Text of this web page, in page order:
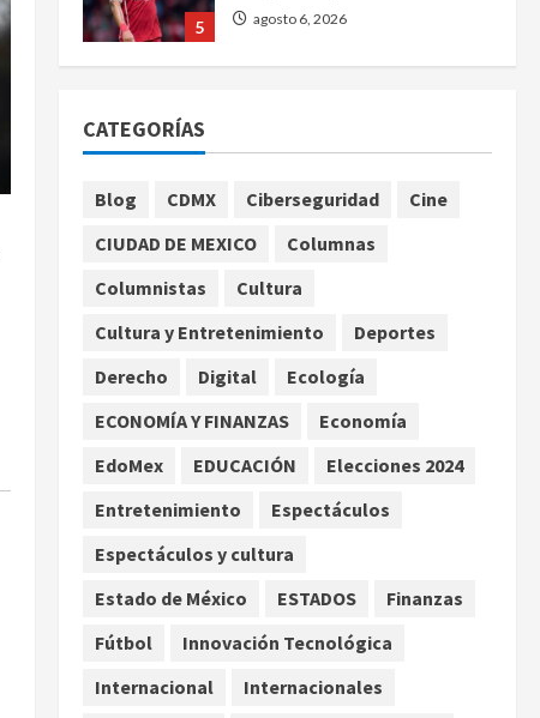
5 agosto 6, 2026
México
agosto 6, 2026
2
SCJN avala obligación
a jornaleros agrícolas
agosto 6, 2026
Turista muere ahogado en
alberca de hotel en Acapulco;
ante falta de personal
4
México gana arbitraje contra
reclamaban más de 219 mdd
CATEGORÍAS
Blog CDMX Ciberseguridad
Cine
CIUDAD DE MEXICO
Columnas
Columnistas
Cultura
Cultura y Entretenimiento
Deportes
Derecho
Digital
Ecología
ECONOMÍA Y FINANZAS
Economía
EdoMex
EDUCACIÓN
Elecciones 2024
Entretenimiento
Espectáculos
Espectáculos y cultura
Estado de México
ESTADOS
Finanzas
Fútbol
Innovación Tecnológica
Internacional
Internacionales